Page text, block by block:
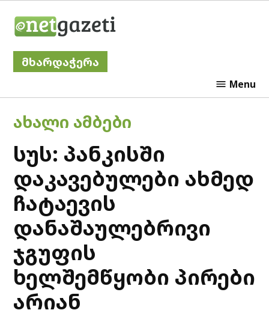
მხარდაჭერა
Menu
POSTED
IN
ᲐᲮᲐᲚᲘ ᲐᲛᲑᲔᲑᲘ
სუს: პანკისში
დაკავებულები ახმედ
ჩატაევის
დანაშაულებრივი
ჯგუფის
ხელშემწყობი პირები
არიან